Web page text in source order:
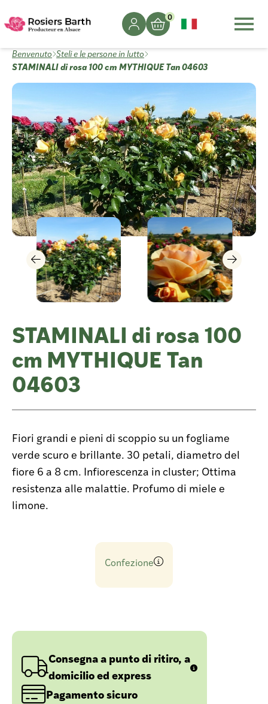
0
Benvenuto Steli e le persone in lutto
STAMINALI di rosa 100 cm MYTHIQUE Tan 04603
STAMINALI di rosa 100
cm MYTHIQUE Tan
04603
Fiori grandi e pieni di scoppio su un fogliame
verde scuro e brillante. 30 petali, diametro del
fiore 6 a 8 cm. Infiorescenza in cluster; Ottima
resistenza alle malattie. Profumo di miele e
limone.
Confezione
Consegna a punto di ritiro, a
domicilio ed express
Pagamento sicuro